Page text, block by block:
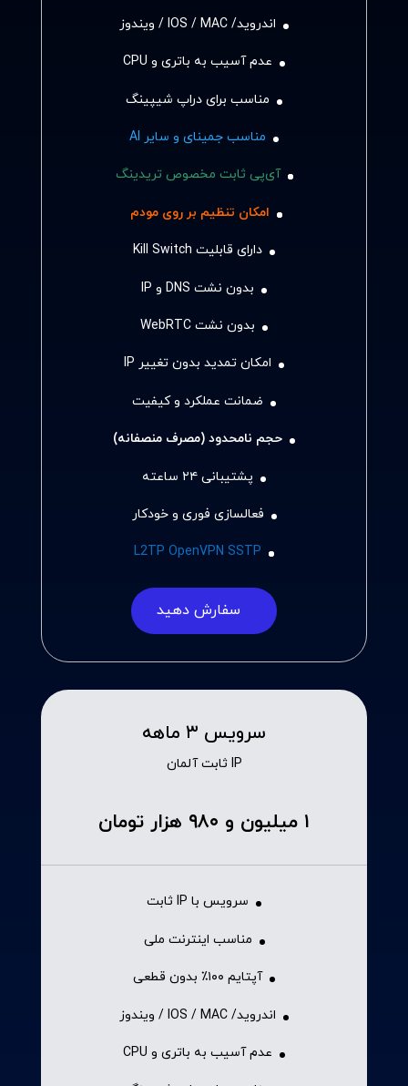
اندروید/ IOS / MAC / ویندوز
عدم آسیب به باتری و CPU
مناسب برای دراپ شیپینگ
مناسب جمینای و سایر AI
آی‌پی ثابت مخصوص تریدینگ
امکان تنظیم بر روی مودم
دارای قابلیت Kill Switch
بدون نشت DNS و IP
بدون نشت WebRTC
امکان تمدید بدون تغییر IP
ضمانت عملکرد و کیفیت
حجم نامحدود (مصرف منصفانه)
پشتیبانی ۲۴ ساعته
فعالسازی فوری و خودکار
L2TP OpenVPN SSTP
سفارش دهید
سرویس ۳ ماهه
IP ثابت آلمان
۱ میلیون و ۹۸۰ هزار تومان
سرویس با IP ثابت
مناسب اینترنت ملی
آپتایم ۱۰۰٪ بدون قطعی
اندروید/ IOS / MAC / ویندوز
عدم آسیب به باتری و CPU